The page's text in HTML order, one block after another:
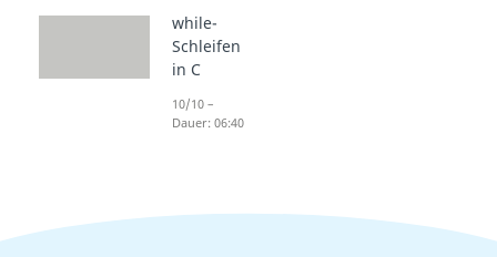
while-
Schleifen
in C
10/10 –
Dauer: 06:40